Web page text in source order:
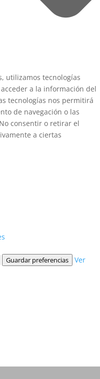
utilizamos tecnologías
a la información del
tecnologías nos permitirá
de navegación o las
consentir o retirar el
a ciertas
Guardar preferencias
Ver